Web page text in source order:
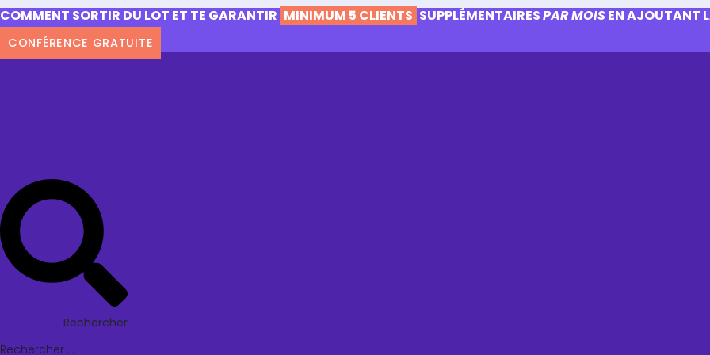
COMMENT SORTIR DU LOT ET TE GARANTIR MINIMUM 5 CLIENTS SUPPLÉMENTAIRESPAR MOISEN AJOUTANT
CONFÉRENCE GRATUITE
Rechercher